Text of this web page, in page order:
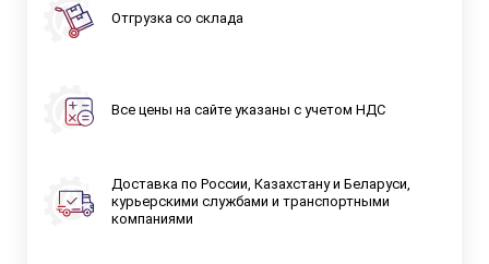
Отгрузка со склада
Все цены на сайте указаны с учетом НДС
Доставка по России, Казахстану и Беларуси,
курьерскими службами и транспортными
компаниями